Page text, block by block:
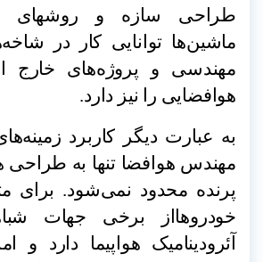
طراحی سازه و روشهای
ماشین‌ها توانایی‌ کار در
مهندسی و پروژه‌های خارج
هوافضایی را نیز دارد.
به عبارت دیگر کاربرد
مهندس هوافضا تنها به طراحی
پرنده محدود نمی‌شود. برای
خودروهااز برخی جهات
آئرودینامیک هواپیما دارد و